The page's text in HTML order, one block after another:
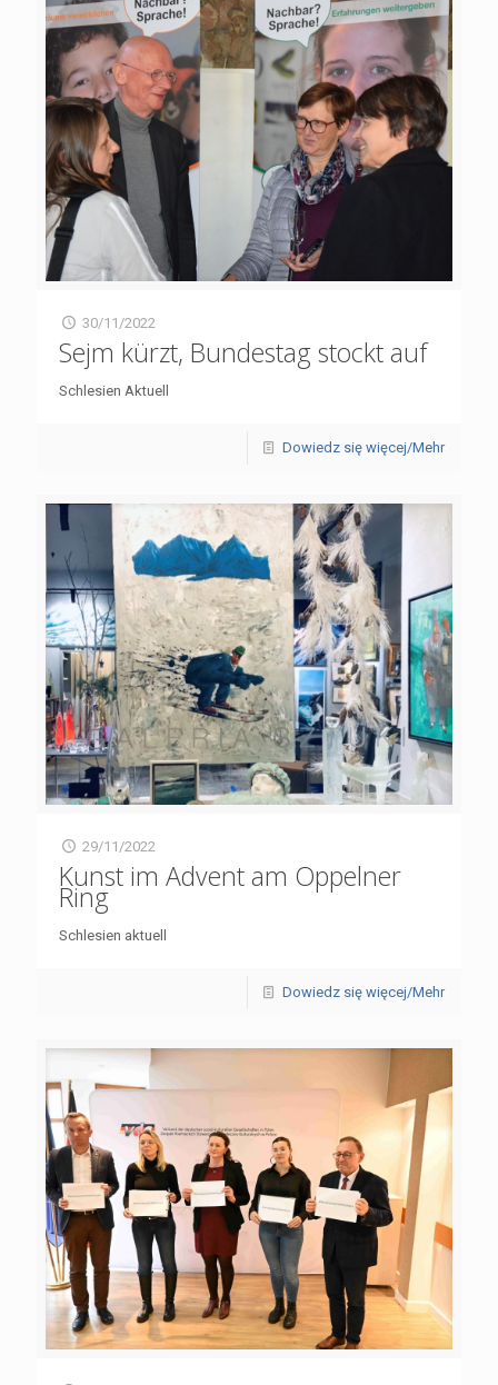
30/11/2022
Sejm kürzt, Bundestag stockt auf
Schlesien Aktuell
Dowiedz się więcej/Mehr
29/11/2022
Kunst im Advent am Oppelner
Ring
Schlesien aktuell
Dowiedz się więcej/Mehr